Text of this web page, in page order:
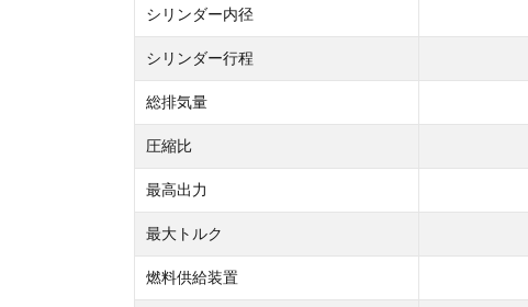
シリンダー内径
シリンダー行程
総排気量
圧縮比
最高出力
最大トルク
燃料供給装置